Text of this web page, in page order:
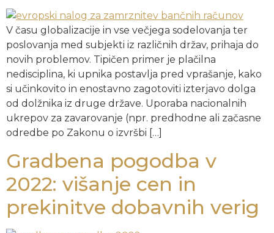
V času globalizacije in vse večjega sodelovanja ter
poslovanja med subjekti iz različnih držav, prihaja do
novih problemov. Tipičen primer je plačilna
nedisciplina, ki upnika postavlja pred vprašanje, kako
si učinkovito in enostavno zagotoviti izterjavo dolga
od dolžnika iz druge države. Uporaba nacionalnih
ukrepov za zavarovanje (npr. predhodne ali začasne
odredbe po Zakonu o izvršbi […]
Gradbena pogodba v
2022: višanje cen in
prekinitve dobavnih verig